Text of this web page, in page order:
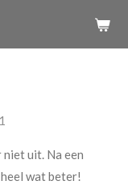
niet uit. Na een
wat beter!